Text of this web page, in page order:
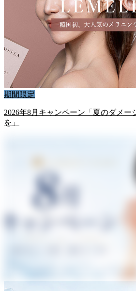
期間限定
2026年8月キャンペーン「夏のダメー
を」